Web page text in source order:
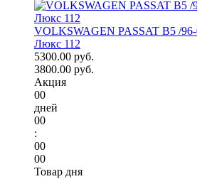
VOLKSWAGEN PASSAT B5 /
Люкс 112
5300.00 руб.
3800.00 руб.
Акция
00
дней
00
:
00
00
Товар дня